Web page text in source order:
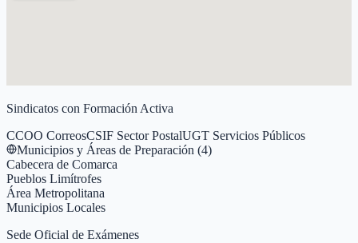
Sindicatos con Formación Activa
CCOO CorreosCSIF Sector PostalUGT Servicios Públicos
Municipios y Áreas de Preparación (4)
Cabecera de Comarca
Pueblos Limítrofes
Área Metropolitana
Municipios Locales
Sede Oficial de Exámenes